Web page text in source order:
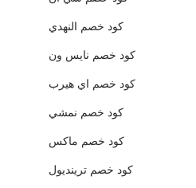
كود خصم النهدي
كود خصم نايس ون
كود خصم اي هيرب
كود خصم نمشي
كود خصم ماكس
كود خصم ترينديول